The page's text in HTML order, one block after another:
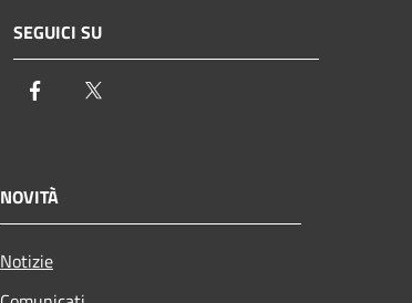
SEGUICI SU
Facebook
NOVITÀ
Notizie